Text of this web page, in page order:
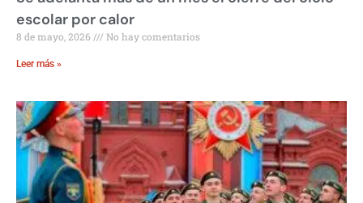
escolar por calor
8 de mayo, 2026 No hay comentarios
Leer más »